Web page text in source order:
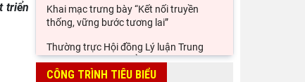
triển
Khai mạc trưng bày “Kết nối truyền
thống, vững bước tương lai”
Thường trực Hội đồng Lý luận Trung
ương làm việc với Tiểu ban Văn hóa - Xã
hội - Văn học, nghệ
CÔNG TRÌNH TIÊU BIỂU